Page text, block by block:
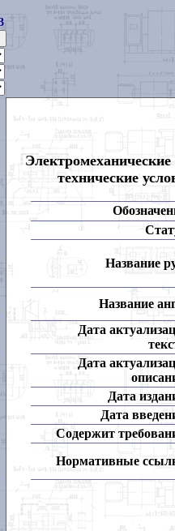
технические
Название
Название
Дата
Дата
Дата
Дата
Содержит
Нормативные